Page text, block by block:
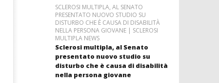
SCLEROSI MULTIPLA, AL SENATO
PRESENTATO NUOVO STUDIO SU
DISTURBO CHE È CAUSA DI DISABILITÀ
NELLA PERSONA GIOVANE | SCLEROSI
MULTIPLA NEWS
Sclerosi multipla, al Senato
presentato nuovo studio su
disturbo che è causa di disabilità
nella persona giovane